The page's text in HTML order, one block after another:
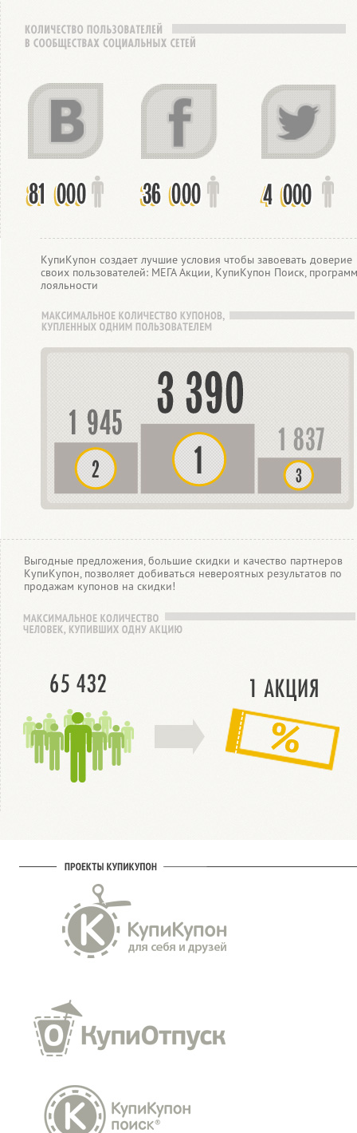
КупиКупон создает лучшие условия чтобы завоевать доверие
своих пользователей: МЕГА Акции, КупиКупон Поиск,
лояльности
Выгодные предложения, большие скидки и качество партнеров
КупиКупон, позволяет добиваться невероятных результатов по
продажам купонов на скидки!